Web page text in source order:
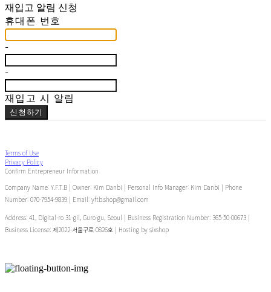
재입고 알림 신청
휴대폰 번호
-
-
재입고 시 알림
신청하기
Terms of Use
Privacy Policy
Confirm Entrepreneur Information
Company Name: Y.F.T.B | Owner: Kim Danbi | Personal Info Manager: Kim Danbi | Phone
Number: 070-7954-9839 | Email: yftb.shop@gmail.com
Address: 41, Digital-ro 31-gil, Guro-gu, Seoul | Business Registration Number: 365-50-00673 |
Business License: 제2022-서울구로-0826호 | Hosting by sixshop